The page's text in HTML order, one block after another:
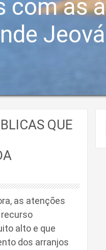
com as
Jeová
QUE
as atenções
alto e que
dos arranjos